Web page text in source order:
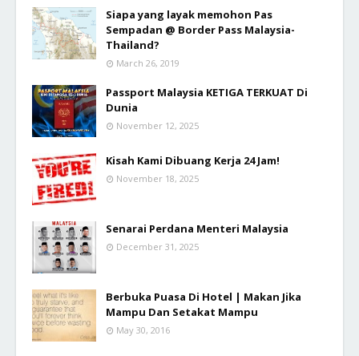
Siapa yang layak memohon Pas
Sempadan @ Border Pass Malaysia-
Thailand?
March 26, 2019
Passport Malaysia KETIGA TERKUAT Di
Dunia
November 12, 2025
Kisah Kami Dibuang Kerja 24 Jam!
November 18, 2025
Senarai Perdana Menteri Malaysia
December 31, 2025
Berbuka Puasa Di Hotel | Makan Jika
Mampu Dan Setakat Mampu
May 30, 2016